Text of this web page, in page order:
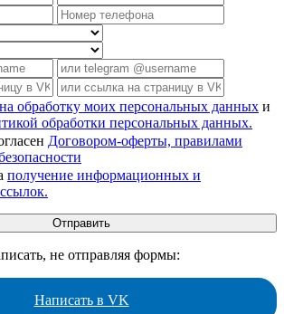
на обработку моих персональных данных и
обработки персональных данных.
Договором-оферты, правилами
получение информационных и
не отправляя формы:
Написать в VK